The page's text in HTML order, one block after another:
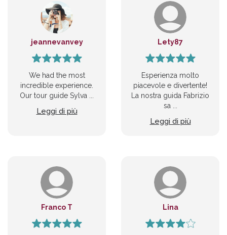
jeannevanvey
We had the most
incredible experience.
Our tour guide Sylva ...
Leggi di più
Lety87
Esperienza molto
piacevole e divertente!
La nostra guida Fabrizio
sa ...
Leggi di più
Franco T Lina